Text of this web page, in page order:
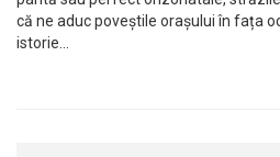
că ne aduc poveștile orașului în fața
istorie…